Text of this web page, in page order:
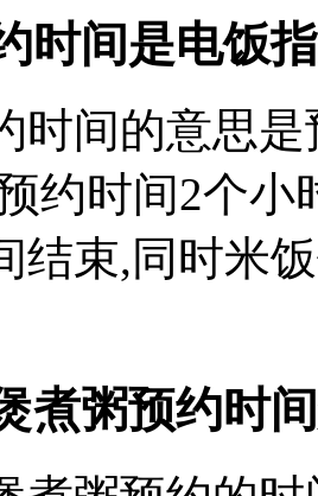
时间是电饭
时间的意思
约时间2个
结束,同时米
煮粥预约时